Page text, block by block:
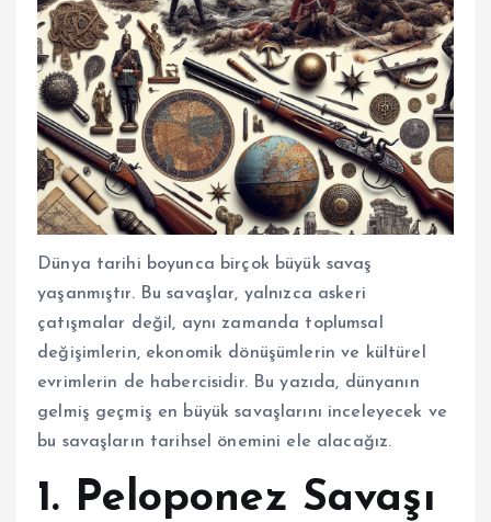
Dünya tarihi boyunca birçok büyük savaş
yaşanmıştır. Bu savaşlar, yalnızca askeri
çatışmalar değil, aynı zamanda toplumsal
değişimlerin, ekonomik dönüşümlerin ve kültürel
evrimlerin de habercisidir. Bu yazıda, dünyanın
gelmiş geçmiş en büyük savaşlarını inceleyecek ve
bu savaşların tarihsel önemini ele alacağız.
1. Peloponez Savaşı